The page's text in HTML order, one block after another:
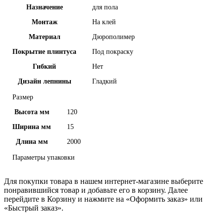
Назначение
для пола
Монтаж
На клей
Материал
Дюрополимер
Покрытие плинтуса
Под покраску
Гибкий
Нет
Дизайн лепнины
Гладкий
Размер
Высота мм
120
Ширина мм
15
Длина мм
2000
Параметры упаковки
Для покупки товара в нашем интернет-магазине выберите
понравившийся товар и добавьте его в корзину. Далее
перейдите в Корзину и нажмите на «Оформить заказ» или
«Быстрый заказ».